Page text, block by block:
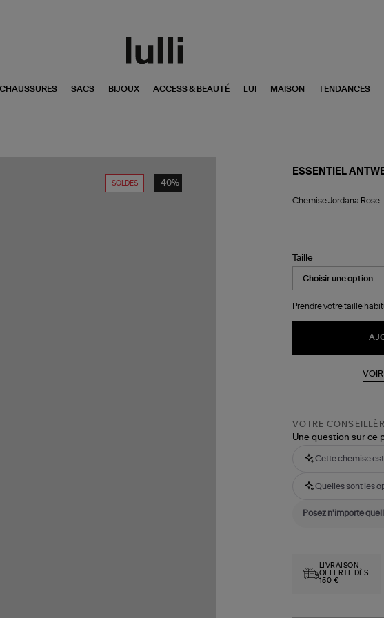
CHAUSSURES SACS BIJOUX ACCESS & BEAUTÉ LUI MAISON TENDANCES
SOLDES -40%
ESSENTIEL
Jordana
Chemise Jordana Rose
Taille
Prendre votre taille
VOIR
VOTRE
Une question sur ce
Cette chemise
Quelles sont les
LIVRAISON
OFFERTE DÈS
150 €